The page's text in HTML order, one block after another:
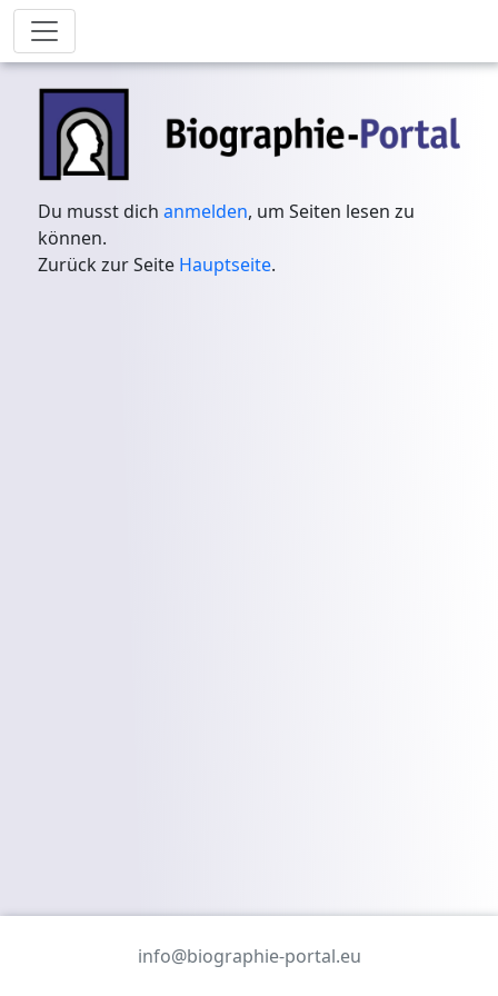
Du musst dichanmelden, um Seiten lesen zu
können.
Zurück zur Seite Hauptseite.
info@biographie-portal.eu